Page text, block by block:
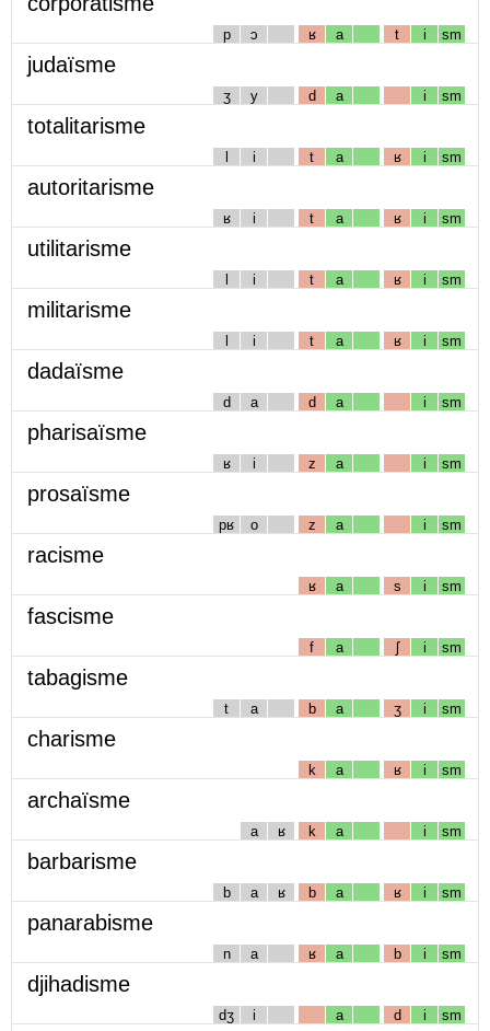
p ɔ ʁ a t i sm
judaïsme
ʒ y d a i sm
totalitarisme
l i t a ʁ i sm
autoritarisme
ʁ i t a ʁ i sm
utilitarisme
l i t a ʁ i sm
militarisme
l i t a ʁ i sm
dadaïsme
d a d a i sm
pharisaïsme
ʁ i z a i sm
prosaïsme
pʁ o z a i sm
racisme
ʁ a s i sm
fascisme
f a ʃ i sm
tabagisme
t a b a ʒ i sm
charisme
k a ʁ i sm
archaïsme
a ʁ k a i sm
barbarisme
b a ʁ b a ʁ i sm
panarabisme
n a ʁ a b i sm
djihadisme
dʒ i a d i sm